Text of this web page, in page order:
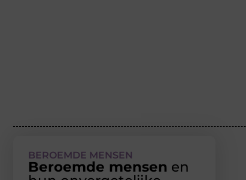
BEROEMDE MENSEN
Beroemde mensen en